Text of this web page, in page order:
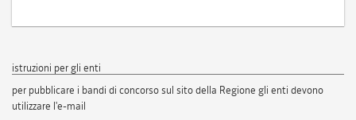
istruzioni per gli enti
per pubblicare i bandi di concorso sul sito della Regione gli enti devono
utilizzare l'e-mail